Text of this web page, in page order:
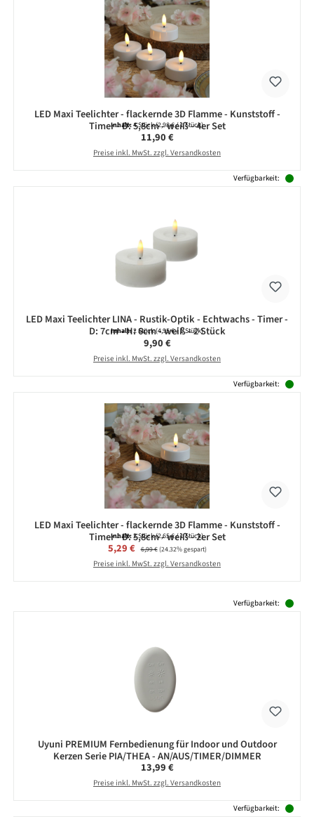
LED Maxi Teelichter - flackernde 3D Flamme - Kunststoff -
Timer - D: 5,8cm - weiß - 4er Set
Inhalt:4 Stück(2,98 € / 1 Stück)
Regulärer Preis:
11,90 €
Preise inkl. MwSt. zzgl. Versandkosten
Verfügbarkeit:
LED Maxi Teelichter LINA - Rustik-Optik - Echtwachs - Timer -
D: 7cm - H: 6cm - weiß - 2 Stück
Inhalt:2 Stück(4,95 € / 1 Stück)
Regulärer Preis:
9,90 €
Preise inkl. MwSt. zzgl. Versandkosten
Verfügbarkeit:
LED Maxi Teelichter - flackernde 3D Flamme - Kunststoff -
Timer - D: 5,8cm - weiß - 2er Set
Inhalt:2 Stück(2,65 € / 1 Stück)
Verkaufspreis:
5,29 € Regulärer Preis:
6,99 €(24.32% gespart)
Preise inkl. MwSt. zzgl. Versandkosten
Verfügbarkeit:
Uyuni PREMIUM Fernbedienung für Indoor und Outdoor
Kerzen Serie PIA/THEA - AN/AUS/TIMER/DIMMER
Regulärer Preis:
13,99 €
Preise inkl. MwSt. zzgl. Versandkosten
Verfügbarkeit: